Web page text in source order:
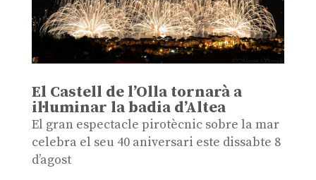
El Castell de l’Olla tornarà a
il·luminar la badia d’Altea
El gran espectacle pirotècnic sobre la mar
celebra el seu 40 aniversari este dissabte 8
d’agost